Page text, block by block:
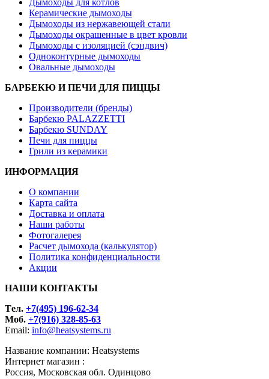
Керамические дымоходы
Дымоходы из нержавеющей стали
Дымоходы окрашенные в цвет кровли
Дымоходы с изоляцией (сэндвич)
Одноконтурные дымоходы
Овальные дымоходы
БАРБЕКЮ И ПЕЧИ ДЛЯ ПИЦЦЫ
Производители (бренды)
Барбекю PALAZZETTI
Барбекю SUNDAY
Печи для пиццы
Грили из керамики
ИНФОРМАЦИЯ
О компании
Карта сайта
Доставка и оплата
Наши работы
Фотогалерея
Расчет дымохода (калькулятор)
Политика конфиденциальности
Акции
НАШИ КОНТАКТЫ
Tел. +7(495) 196-62-34
Моб. +7(916) 328-85-63
Email: info@heatsystems.ru
Название компании: Heatsystems
Интернет магазин :
Россия, Московская обл. Одинцово